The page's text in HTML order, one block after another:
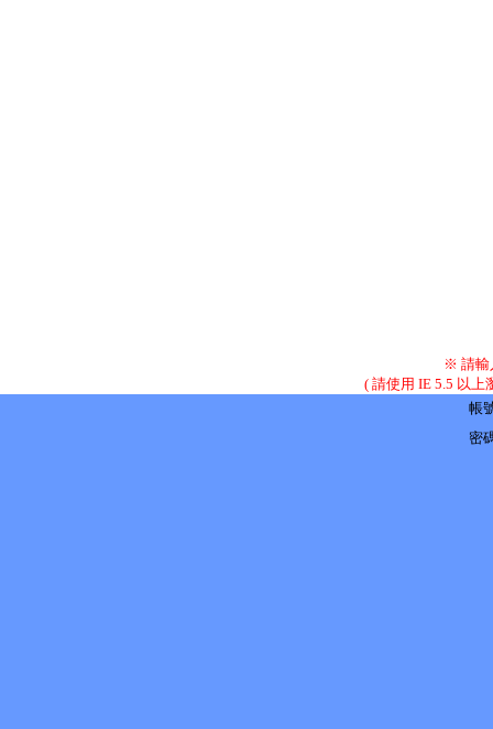
※ 請輸
( 請使用 IE 5.5 以上
帳
密